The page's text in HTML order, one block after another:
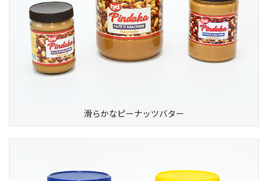
滑らかなピーナッツバター